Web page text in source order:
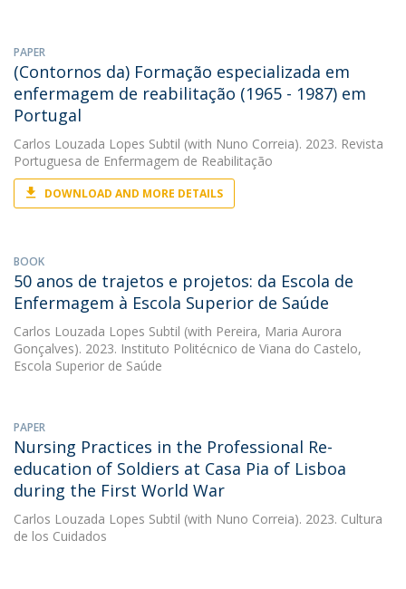
PAPER
(Contornos da) Formação especializada em
enfermagem de reabilitação (1965 - 1987) em
Portugal
Carlos Louzada Lopes Subtil (with Nuno Correia). 2023. Revista
Portuguesa de Enfermagem de Reabilitação
DOWNLOAD AND MORE DETAILS
BOOK
50 anos de trajetos e projetos: da Escola de
Enfermagem à Escola Superior de Saúde
Carlos Louzada Lopes Subtil (with Pereira, Maria Aurora
Gonçalves). 2023. Instituto Politécnico de Viana do Castelo,
Escola Superior de Saúde
PAPER
Nursing Practices in the Professional Re-
education of Soldiers at Casa Pia of Lisboa
during the First World War
Carlos Louzada Lopes Subtil (with Nuno Correia). 2023. Cultura
de los Cuidados